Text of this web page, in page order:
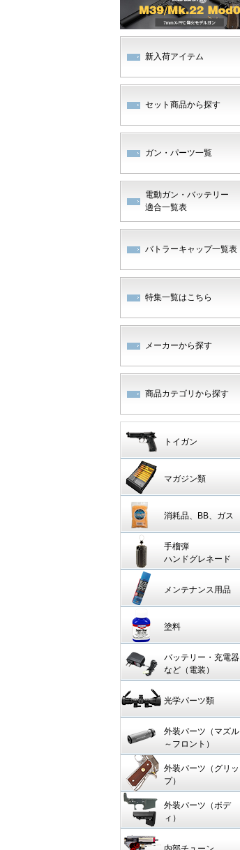
新入荷アイテム
セット商品から探す
ガン・パーツ一覧
電動ガン・バッテリー
適合一覧表
バトラーキャップ一覧表
特集一覧はこちら
メーカーから探す
商品カテゴリから探す
トイガン
マガジン類
消耗品、BB、ガス
手榴弾
ハンドグレネード
メンテナンス用品
塗料
バッテリー・充電器
など（電装）
光学パーツ類
外装パーツ（マズル
～フロント）
外装パーツ（グリッ
プ）
外装パーツ（ボデ
ィ）